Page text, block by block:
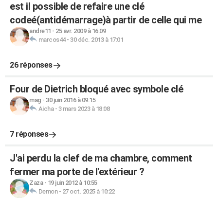
est il possible de refaire une clé
codeé(antidémarrage)à partir de celle qui me
andre11 - 25 avr. 2009 à 16:09
marcos44- 30 déc. 2013 à 17:01
26 réponses
Four de Dietrich bloqué avec symbole clé
mag - 30 juin 2016 à 09:15
Aicha- 3 mars 2023 à 18:08
7 réponses
J'ai perdu la clef de ma chambre, comment
fermer ma porte de l'extérieur ?
Zaza- 19 juin 2012 à 10:55
Demon- 27 oct. 2025 à 10:22